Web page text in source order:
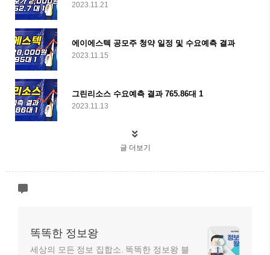
2023.11.21
에이에스텍 공모주 청약 일정 및 수요예측 결과
2023.11.15
그린리소스 수요예측 결과 765.86대 1
2023.11.13
글 더보기
똑똑한 정보왕
세상의 모든 정보 집합소. 똑똑한 정보왕 블